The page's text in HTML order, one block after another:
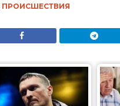
ПРОИСШЕСТВИЯ